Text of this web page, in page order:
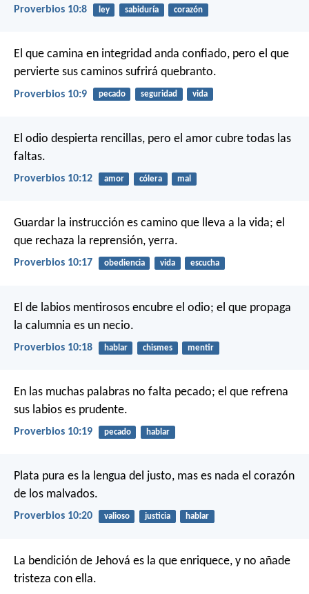
Proverbios 10:8 ley sabiduría corazón
El que camina en integridad anda confiado, pero el que
pervierte sus caminos sufrirá quebranto.
Proverbios 10:9 pecado seguridad vida
El odio despierta rencillas, pero el amor cubre todas las
faltas.
Proverbios 10:12 amor cólera mal
Guardar la instrucción es camino que lleva a la vida; el
que rechaza la reprensión, yerra.
Proverbios 10:17 obediencia vida escucha
El de labios mentirosos encubre el odio; el que propaga
la calumnia es un necio.
Proverbios 10:18 hablar chismes mentir
En las muchas palabras no falta pecado; el que refrena
sus labios es prudente.
Proverbios 10:19 pecado hablar
Plata pura es la lengua del justo, mas es nada el corazón
de los malvados.
Proverbios 10:20 valioso justicia hablar
La bendición de Jehová es la que enriquece, y no añade
tristeza con ella.